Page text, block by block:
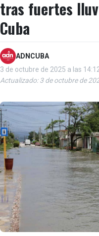
tras fuertes
Cuba
ADNCUBA
3 de octubre de 2025 a las
Actualizado: 3 de octubre de